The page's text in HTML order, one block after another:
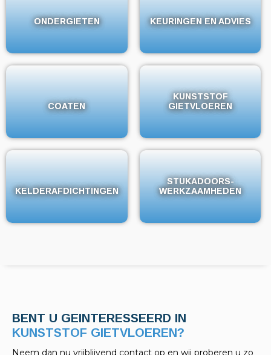
ONDERGIETEN
ONDERGIETEN KEURINGEN EN ADVIES
KEURINGEN EN ADVIES
COATEN
COATEN
KUNSTSTOF
GIETVLOEREN
KUNSTSTOF
GIETVLOEREN
KELDERAFDICHTINGEN
KELDERAFDICHTINGEN
STUKADOORS-
WERKZAAMHEDEN
STUKADOORS-
WERKZAAMHEDEN
BENT U GEINTERESSEERD IN
KELDERAFDICHTINGEN?
Neem dan nu vrijblijvend contact op en wij proberen u zo